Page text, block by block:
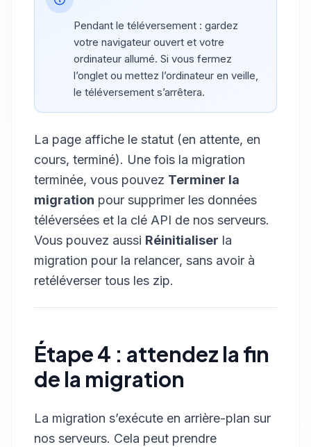
Pendant le téléversement : gardez
votre navigateur ouvert et votre
ordinateur allumé. Si vous fermez
l’onglet ou mettez l’ordinateur en veille,
le téléversement s’arrêtera.
La page affiche le statut (en attente, en
cours, terminé). Une fois la migration
terminée, vous pouvez Terminer la
migration pour supprimer les données
téléversées et la clé API de nos serveurs.
Vous pouvez aussi Réinitialiser la
migration pour la relancer, sans avoir à
retéléverser tous les zip.
Étape 4 : attendez la fin
de la migration
La migration s’exécute en arrière-plan sur
nos serveurs. Cela peut prendre